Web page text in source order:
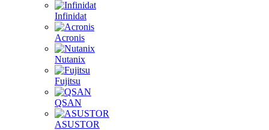
Infinidat
Acronis
Nutanix
Fujitsu
QSAN
ASUSTOR